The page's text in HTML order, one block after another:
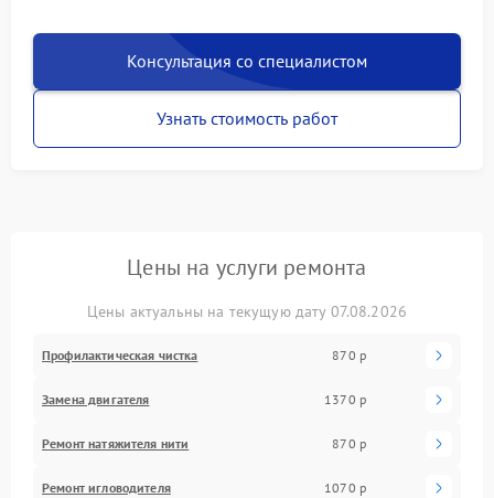
Консультация со специалистом
Узнать стоимость работ
Цены на услуги ремонта
Цены актуальны на текущую дату 07.08.2026
Профилактическая чистка 870 р
Замена двигателя 1370 р
Ремонт натяжителя нити 870 р
Ремонт игловодителя 1070 р